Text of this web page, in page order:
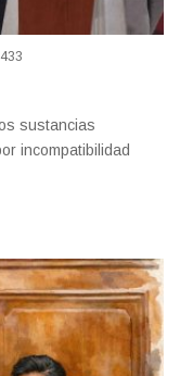
433
sustancias
incompatibilidad